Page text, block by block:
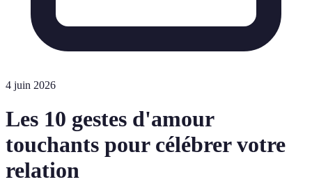
4 juin 2026
Les 10 gestes d'amour
touchants pour célébrer votre
relation